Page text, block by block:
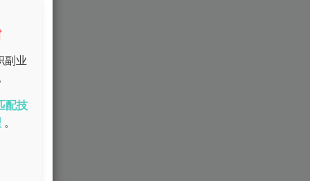
副业
配技
。